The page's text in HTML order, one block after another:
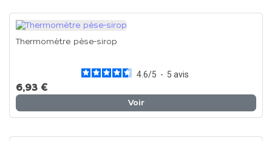
Thermomètre pèse-sirop
4.6/5 - 5 avis
6,93 €
Voir